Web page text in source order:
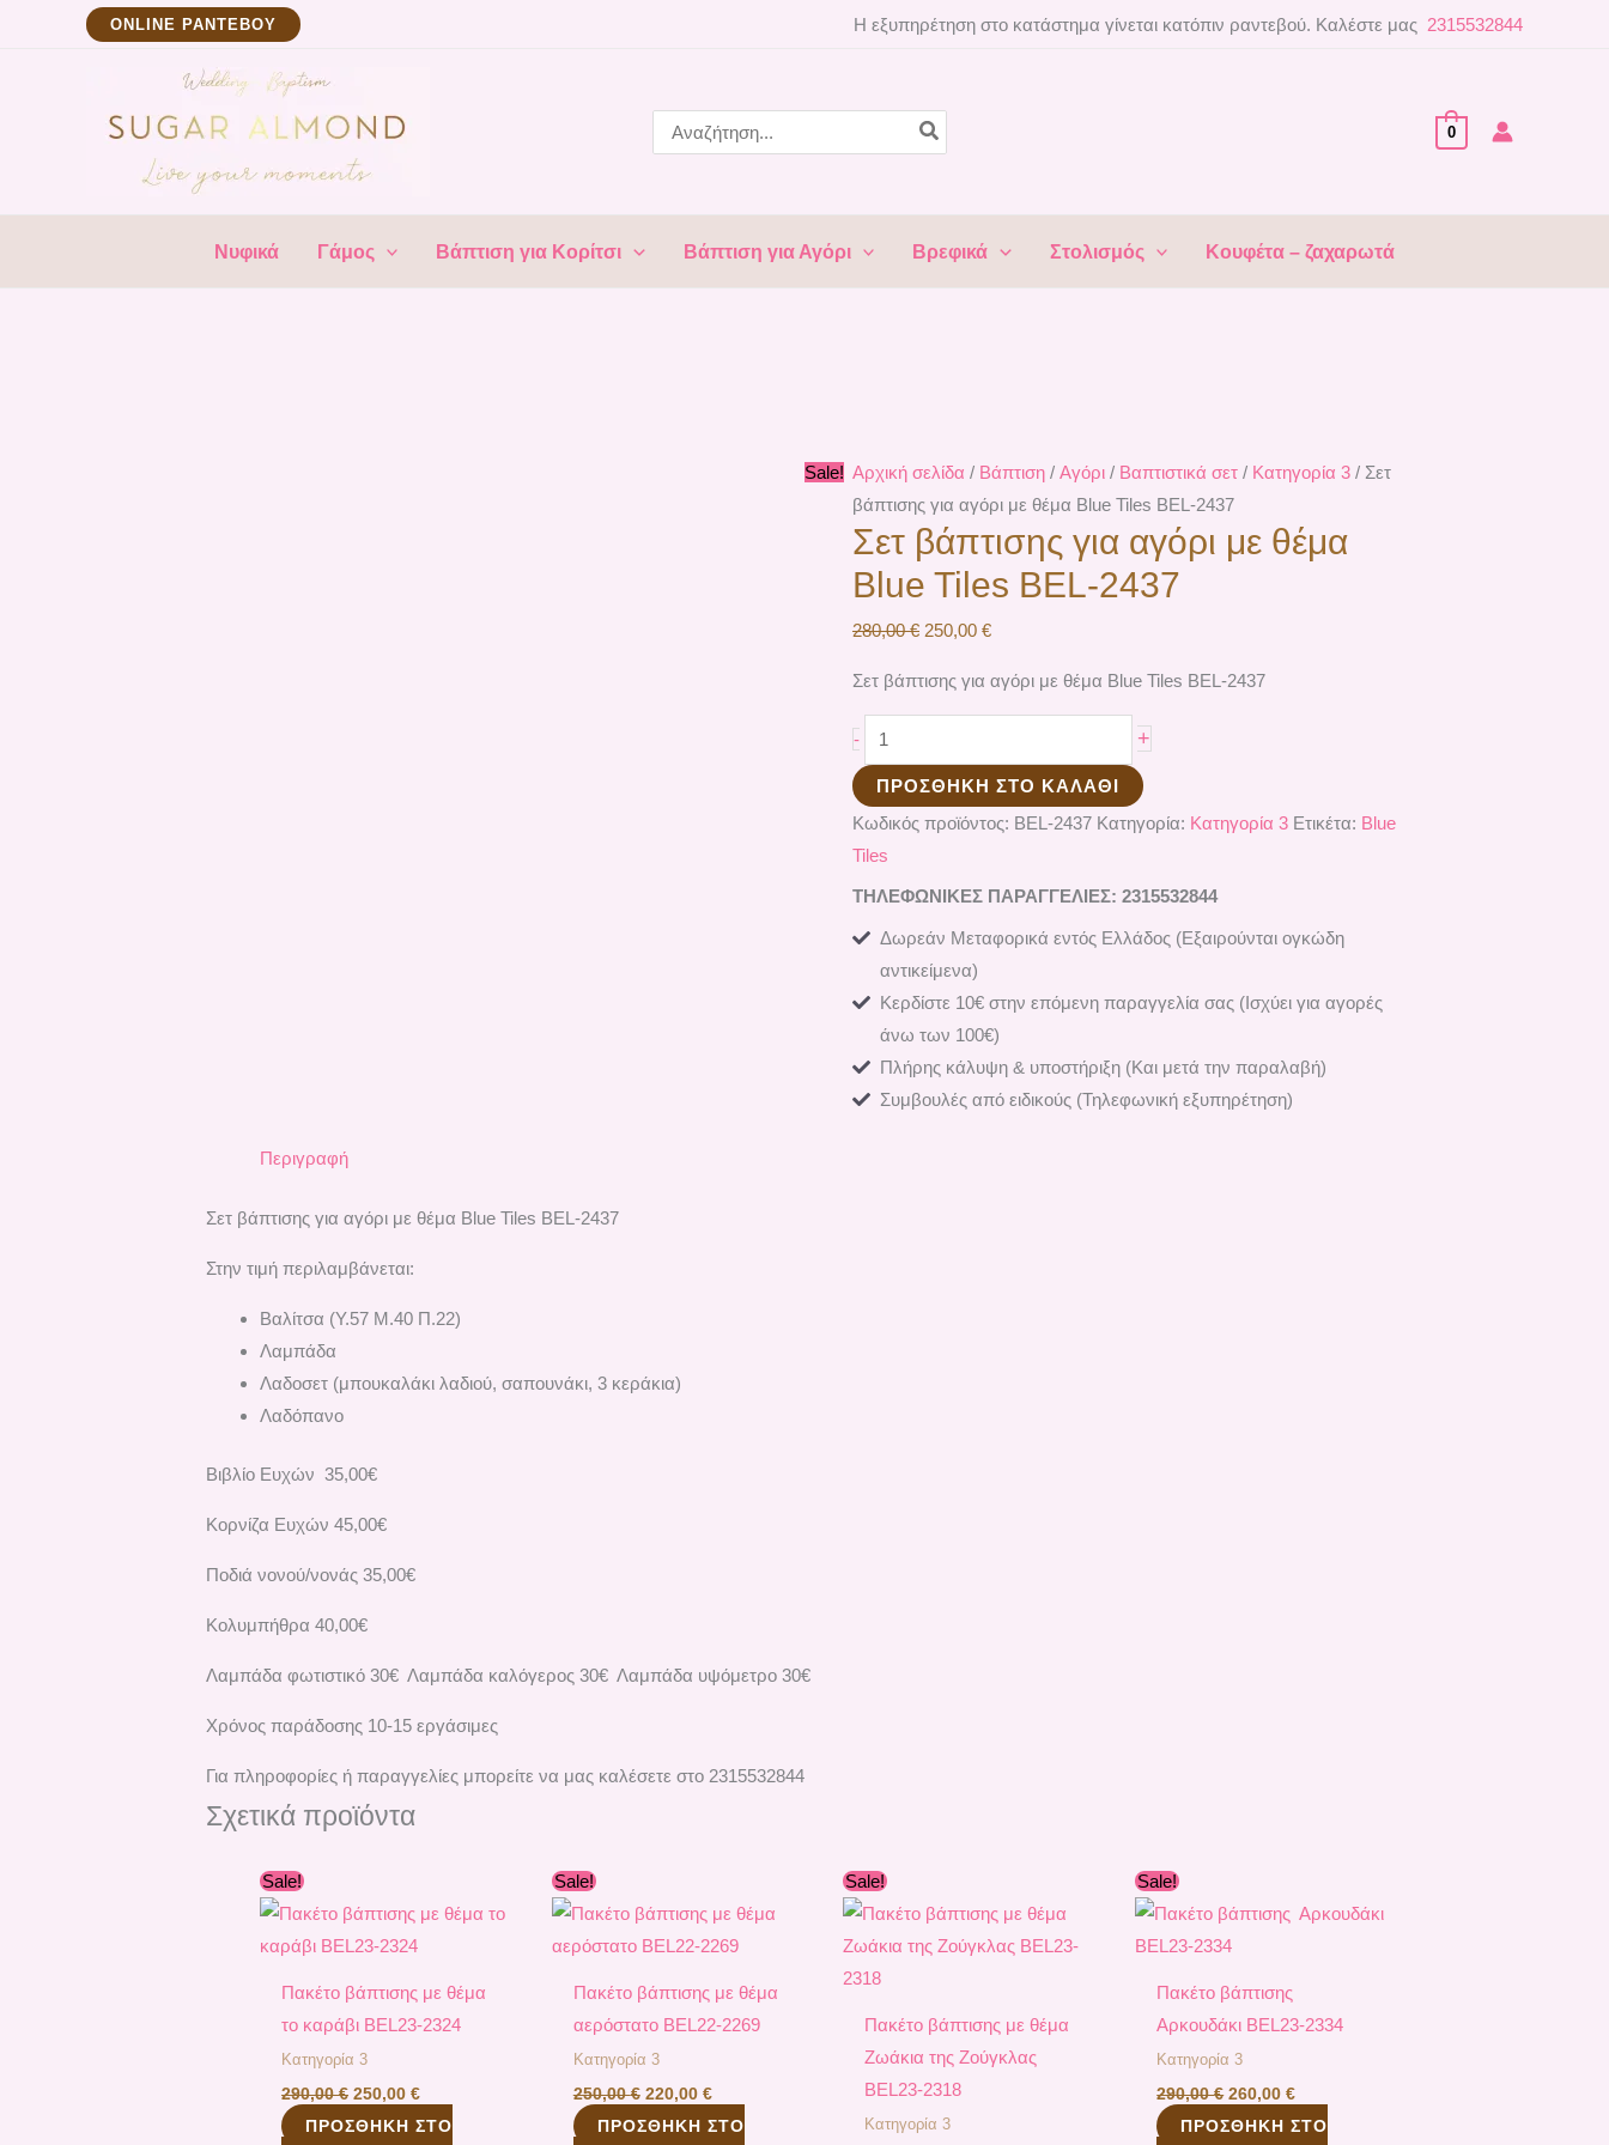
ΟNLINE ΡΑΝΤΕΒΟΥ Η εξυπηρέτηση στο κατάστημα γίνεται κατόπιν ραντεβού. Καλέστε μας 2315532844
for:
0
Νυφικά Γάμος Βάπτιση για Κορίτσι Βάπτιση για Αγόρι Βρεφικά Στολισμός Κουφέτα – ζαχαρωτά
Sale! Αρχική σελίδα / Βάπτιση / Αγόρι / Βαπτιστικά σετ / Κατηγορία 3 / Σετ
βάπτισης για αγόρι με θέμα Blue Tiles ΒEL-2437
Σετ βάπτισης για αγόρι με θέμα
Blue Tiles ΒEL-2437
280,00€
Original
280,00 €.
250,00 €
Σετ βάπτισης για αγόρι με θέμα Blue Tiles ΒEL-2437
-
Σετ
αγόρι
+
ΠΡΟΣΘΉΚΗ ΣΤΟ ΚΑΛΆΘΙ
Κωδικός προϊόντος: ΒEL-2437 Κατηγορία: Κατηγορία 3 Ετικέτα: Blue
Tiles
ΤΗΛΕΦΩΝΙΚΕΣ ΠΑΡΑΓΓΕΛΙΕΣ: 2315532844
Δωρεάν Μεταφορικά εντός Ελλάδος (Εξαιρούνται ογκώδη
αντικείμενα)
Κερδίστε 10€ στην επόμενη παραγγελία σας (Ισχύει για αγορές
άνω των 100€)
Πλήρης κάλυψη & υποστήριξη (Και μετά την παραλαβή)
Συμβουλές από ειδικούς (Τηλεφωνική εξυπηρέτηση)
Περιγραφή
Σετ βάπτισης για αγόρι με θέμα Blue Tiles ΒEL-2437
Στην τιμή περιλαμβάνεται:
Βαλίτσα (Υ.57 Μ.40 Π.22)
Λαμπάδα
Λαδοσετ (μπουκαλάκι λαδιού, σαπουνάκι, 3 κεράκια)
Λαδόπανο
Βιβλίο Ευχών 35,00€
Κορνίζα Ευχών 45,00€
Ποδιά νονού/νονάς 35,00€
Κολυμπήθρα 40,00€
Λαμπάδα φωτιστικό 30€ Λαμπάδα καλόγερος 30€ Λαμπάδα υψόμετρο 30€
Χρόνος παράδοσης 10-15 εργάσιμες
Για πληροφορίες ή παραγγελίες μπορείτε να μας καλέσετε στο 2315532844
Σχετικά προϊόντα
Sale!
Πακέτο βάπτισης με θέμα
το καράβι ΒEL23-2324
Κατηγορία 3
290,00€
was:
290,00 €.
250,00€
τιμή
ΠΡΟΣΘΉΚΗ ΣΤΟ
Sale!
Πακέτο βάπτισης με θέμα
αερόστατο ΒEL22-2269
Κατηγορία 3
250,00€
was:
250,00 €.
220,00 €
τιμή
είναι:
220,00 €.
ΠΡΟΣΘΉΚΗ ΣΤΟ
Sale!
Πακέτο βάπτισης με θέμα
Ζωάκια της Ζούγκλας
ΒEL23-2318
Κατηγορία 3
was:
260,00 €.
τιμή
είναι:
240,00 €.
Sale!
Πακέτο βάπτισης
Αρκουδάκι ΒEL23-2334
Κατηγορία 3
290,00€
was:
290,00 €.
260,00€
τιμή
ΠΡΟΣΘΉΚΗ ΣΤΟ